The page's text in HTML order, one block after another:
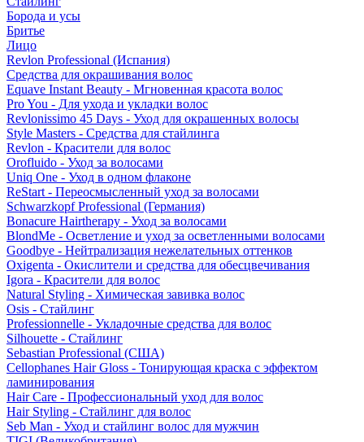
Борода и усы
Бритье
Лицо
Revlon Professional (Испания)
Средства для окрашивания волос
Equave Instant Beauty - Мгновенная красота волос
Pro You - Для ухода и укладки волос
Revlonissimo 45 Days - Уход для окрашенных волосы
Style Masters - Средства для стайлинга
Revlon - Красители для волос
Orofluido - Уход за волосами
Uniq One - Уход в одном флаконе
ReStart - Переосмысленный уход за волосами
Schwarzkopf Professional (Германия)
Bonacure Hairtherapy - Уход за волосами
BlondMe - Осветление и уход за осветленными волосами
Goodbye - Нейтрализация нежелательных оттенков
Oxigenta - Окислители и средства для обесцвечивания
Igora - Красители для волос
Natural Styling - Химическая завивка волос
Osis - Стайлинг
Professionnelle - Укладочные средства для волос
Silhouette - Стайлинг
Sebastian Professional (США)
Cellophanes Hair Gloss - Тонирующая краска с эффектом
ламинирования
Hair Care - Профессиональный уход для волос
Hair Styling - Стайлинг для волос
Seb Man - Уход и стайлинг волос для мужчин